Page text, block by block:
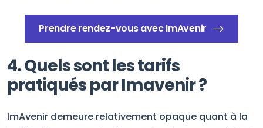
Prendre rendez-vous avec ImAvenir
4. Quels sont les tarifs
pratiqués par Imavenir ?
ImAvenir demeure relativement opaque quant à la